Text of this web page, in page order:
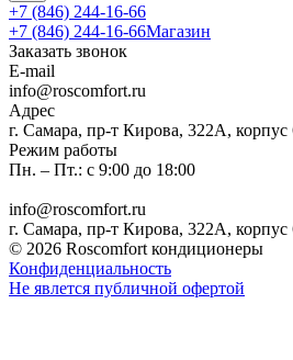
+7 (846) 244-16-66
+7 (846) 244-16-66Магазин
Заказать звонок
E-mail
info@roscomfort.ru
Адрес
г. Самара, пр-т Кирова, 322А, корпус
Режим работы
Пн. – Пт.: с 9:00 до 18:00
info@roscomfort.ru
г. Самара, пр-т Кирова, 322А, корпус
© 2026 Roscomfort кондиционеры
Конфиденциальность
Не явлется публичной офертой